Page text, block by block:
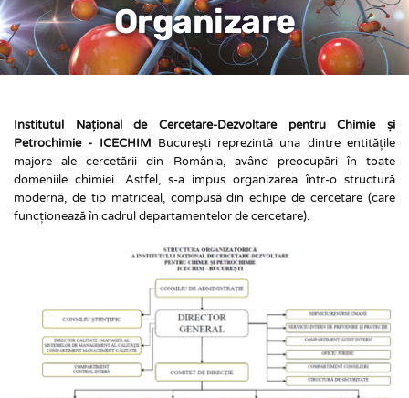
Organizare
Institutul Național de Cercetare-Dezvoltare pentru Chimie și
Petrochimie - ICECHIM București reprezintă una dintre entitățile
majore ale cercetării din România, având preocupări în toate
domeniile chimiei. Astfel, s-a impus organizarea într-o structură
modernă, de tip matriceal, compusă din echipe de cercetare (care
funcționează în cadrul departamentelor de cercetare).